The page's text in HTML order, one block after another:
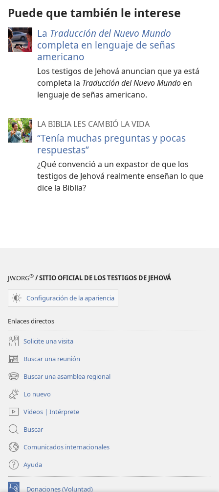
Puede que también le interese
La Traducción del Nuevo Mundo
completa en lenguaje de señas
americano
Los testigos de Jehová anuncian que ya está
completa la Traducción del Nuevo Mundo en
lenguaje de señas americano.
LA BIBLIA LES CAMBIÓ LA VIDA
“Tenía muchas preguntas y pocas
respuestas”
¿Qué convenció a un expastor de que los
testigos de Jehová realmente enseñan lo que
dice la Biblia?
JW.ORG® / SITIO OFICIAL DE LOS TESTIGOS DE JEHOVÁ
Configuración de la apariencia
Enlaces directos
Solicite una visita
Buscar una reunión
(abre
una
nueva
ventana)
Buscar una asamblea regional
(abre
una
nueva
ventana)
Lo nuevo
Videos | Intérprete
Buscar
Comunicados internacionales
Ayuda
Donaciones (Voluntad)